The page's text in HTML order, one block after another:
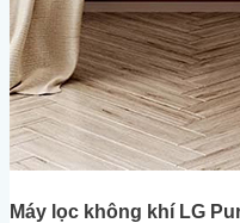
Máy lọc không khí LG